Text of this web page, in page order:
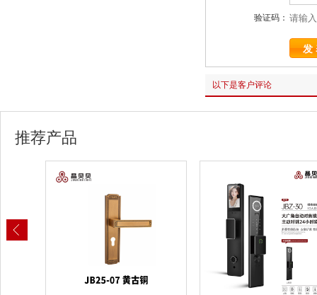
验证码：
以下是客户评论
推荐产品